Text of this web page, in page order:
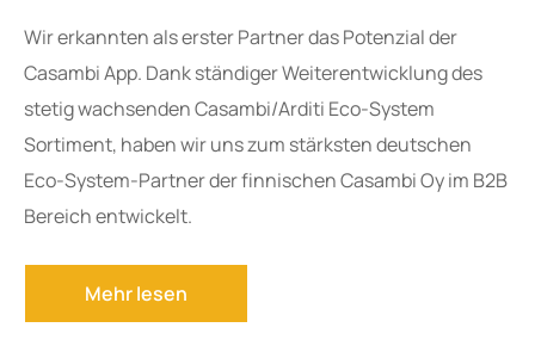
Wir erkannten als erster Partner das Potenzial der
Casambi App. Dank ständiger Weiterentwicklung des
stetig wachsenden Casambi/Arditi Eco-System
Sortiment, haben wir uns zum stärksten deutschen
Eco-System-Partner der finnischen Casambi Oy im B2B
Bereich entwickelt.